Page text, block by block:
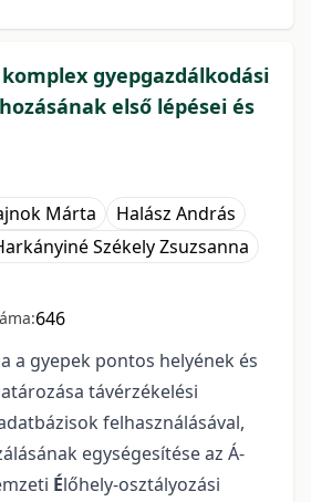
gyepgazdálkodási
első lépései és
Márta
Halász András
Székely Zsuzsanna
646
a gyepek pontos helyének és
távérzékelési
felhasználásával,
egységesítése az Á-
Élőhely-osztályozási